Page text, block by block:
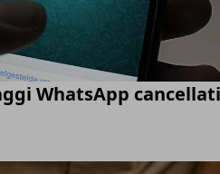
WhatsApp